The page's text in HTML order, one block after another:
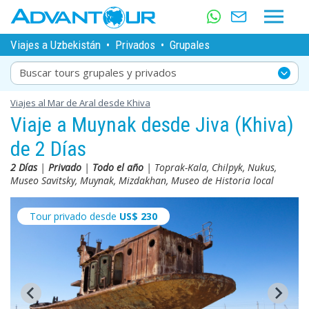
Viajes a Uzbekistán • Privados • Grupales
Buscar tours grupales y privados
Viajes al Mar de Aral desde Khiva
Viaje a Muynak desde Jiva (Khiva)
de 2 Días
2 Días| Privado | Todo el año | Toprak-Kala, Chilpyk, Nukus,
Museo Savitsky, Muynak, Mizdakhan, Museo de Historia local
Tour privado desde US$ 230